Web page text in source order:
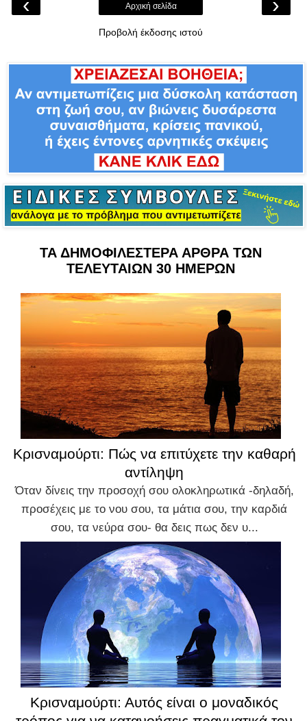
Αρχική σελίδα
Προβολή έκδοσης ιστού
ΤΑ ΔΗΜΟΦΙΛΕΣΤΕΡΑ ΑΡΘΡΑ ΤΩΝ
ΤΕΛΕΥΤΑΙΩΝ 30 ΗΜΕΡΩΝ
Κρισναμούρτι: Πώς να επιτύχετε την καθαρή
αντίληψη
Όταν δίνεις την προσοχή σου ολοκληρωτικά -δηλαδή,
προσέχεις με το νου σου, τα μάτια σου, την καρδιά
σου, τα νεύρα σου- θα δεις πως δεν υ...
Κρισναμούρτι: Αυτός είναι ο μοναδικός